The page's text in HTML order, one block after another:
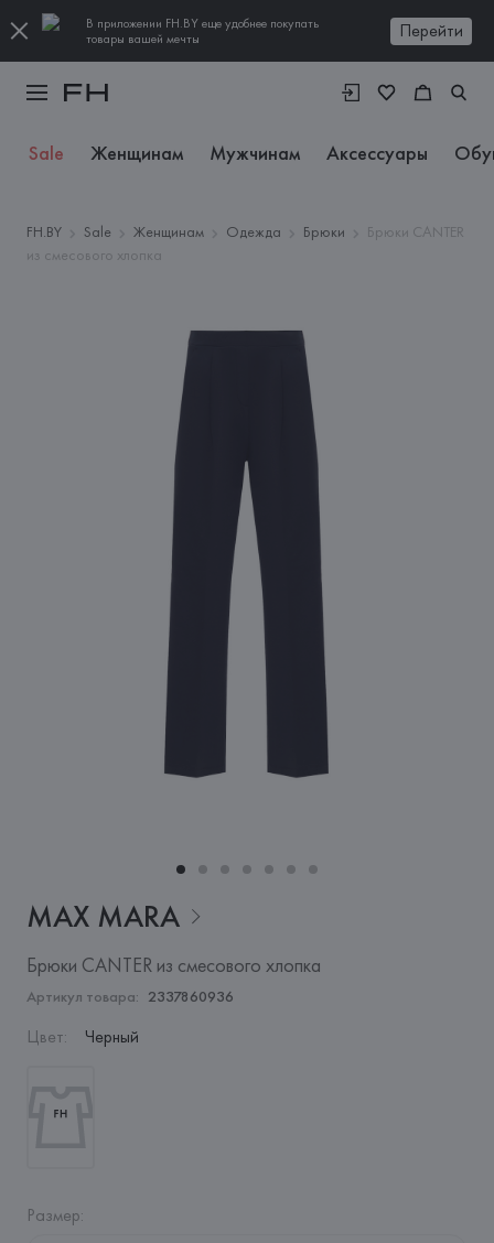
В приложении FH.BY еще удобнее покупать
товары вашей мечты
Перейти
Sale Женщинам Мужчинам Аксессуары
FH.BY Sale Женщинам Одежда Брюки
Брюки CANTER
из смесового хлопка
MAX MARA
Брюки CANTER из смесового хлопка
Артикул товара: 2337860936
Цвет: Черный
Размер: